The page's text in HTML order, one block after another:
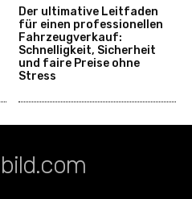
Der ultimative Leitfaden
für einen professionellen
Fahrzeugverkauf:
Schnelligkeit, Sicherheit
und faire Preise ohne
Stress
bild.com